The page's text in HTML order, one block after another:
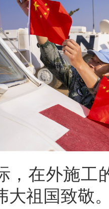
在外施工的
大祖国致敬